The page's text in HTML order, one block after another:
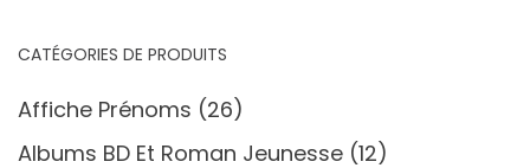
CATÉGORIES DE PRODUITS
Affiche Prénoms (26)
Albums BD Et Roman Jeunesse (12)